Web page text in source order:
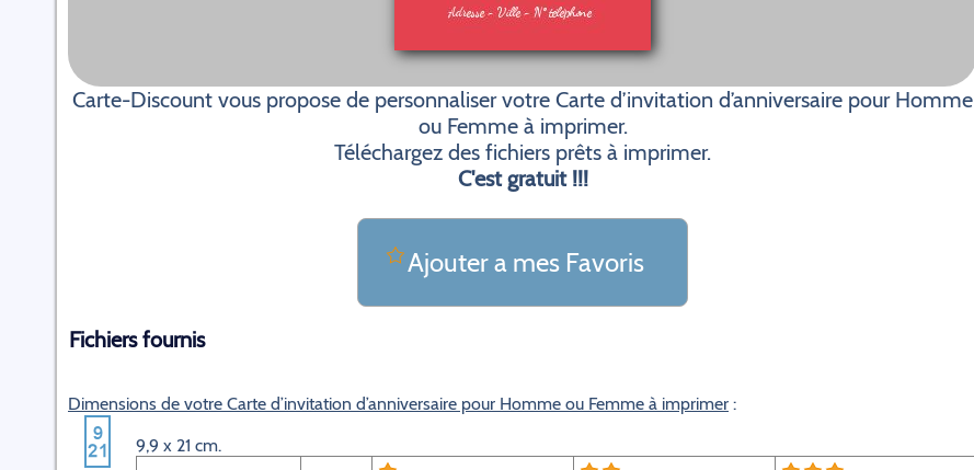
Carte-Discount vous propose de personnaliser votre Carte d’invitation d’anniversaire pour Homme
ou Femme à imprimer.
Téléchargez des fichiers prêts à imprimer.
C'est gratuit !!!
Ajouter a mes Favoris
Fichiers fournis
Dimensions de votre Carte d’invitation d’anniversaire pour Homme ou Femme à imprimer :
9,9 x 21 cm.